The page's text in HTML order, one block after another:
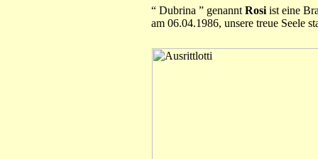
“ Dubrina ” genannt Rosi ist eine
am 06.04.1986, unsere treue Seele